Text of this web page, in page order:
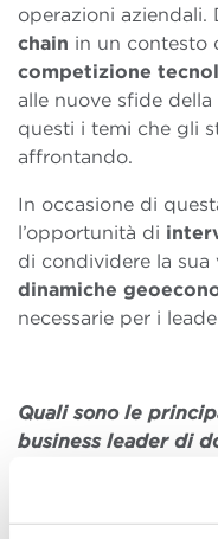
operazioni aziendali.
chain in un contesto
competizione
alle nuove sfide della
questi i temi che gli
affrontando.
In occasione di
l’opportunità di
di condividere la sua
dinamiche
necessarie per i
Quali sono le
business leader di